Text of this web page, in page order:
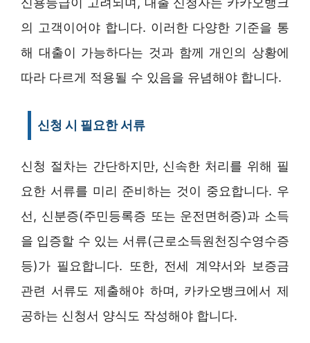
의 고객이어야 합니다. 이러한 다양한 기준을 통
해 대출이 가능하다는 것과 함께 개인의 상황에
따라 다르게 적용될 수 있음을 유념해야 합니다.
신청 시 필요한 서류
신청 절차는 간단하지만, 신속한 처리를 위해 필
요한 서류를 미리 준비하는 것이 중요합니다. 우
선, 신분증(주민등록증 또는 운전면허증)과 소득
을 입증할 수 있는 서류(근로소득원천징수영수증
등)가 필요합니다. 또한, 전세 계약서와 보증금
관련 서류도 제출해야 하며, 카카오뱅크에서 제
공하는 신청서 양식도 작성해야 합니다.